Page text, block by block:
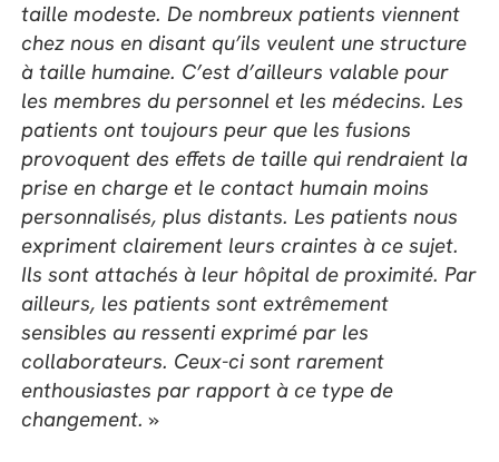
taille modeste. De nombreux patients viennent
chez nous en disant qu’ils veulent une structure
à taille humaine. C’est d’ailleurs valable pour
les membres du personnel et les médecins. Les
patients ont toujours peur que les fusions
provoquent des effets de taille qui rendraient la
prise en charge et le contact humain moins
personnalisés,plus distants. Les patients nous
expriment clairement leurs craintes à ce sujet.
Ils sont attachés à leur hôpital de proximité. Par
ailleurs, les patients sont extrêmement
sensibles au ressenti exprimépar les
collaborateurs. Ceux-ci sont rarement
enthousiastes par rapport à ce type de
changement. »